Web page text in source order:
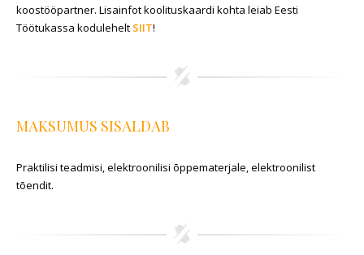
koostööpartner. Lisainfot koolituskaardi kohta leiab Eesti
Töötukassa kodulehelt SIIT!
MAKSUMUS SISALDAB
Praktilisi teadmisi, elektroonilisi õppematerjale, elektroonilist
tõendit.